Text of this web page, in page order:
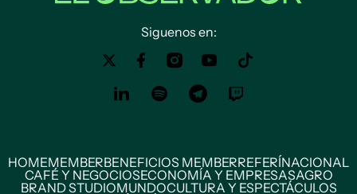
Siguenos en:
HOMEMEMBERBENEFICIOS MEMBERREFERÍNACIONAL
CAFÉ Y NEGOCIOSECONOMÍA Y EMPRESASAGRO
BRAND STUDIOMUNDOCULTURA Y ESPECTÁCULOS